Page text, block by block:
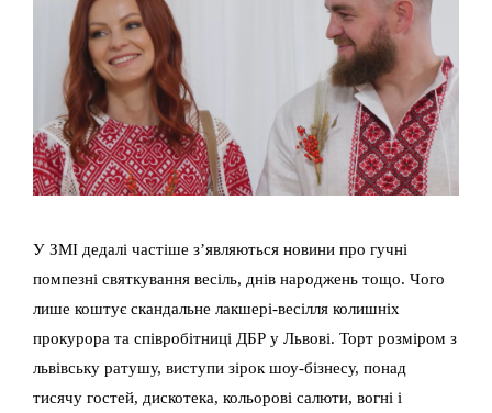
У ЗМІ дедалі частіше з’являються новини про гучні
помпезні святкування весіль, днів народжень тощо. Чого
лише коштує скандальне лакшері-весілля колишніх
прокурора та співробітниці ДБР у Львові. Торт розміром з
львівську ратушу, виступи зірок шоу-бізнесу, понад
тисячу гостей, дискотека, кольорові салюти, вогні і